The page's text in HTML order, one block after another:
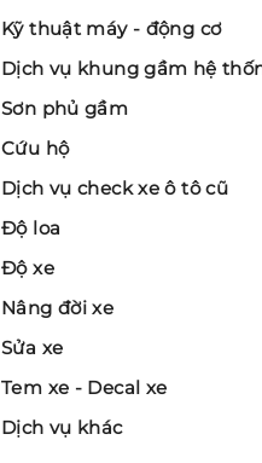
Kỹ thuật máy - động cơ
Dịch vụ khung gầm hệ
Sơn phủ gầm
Cứu hộ
Dịch vụ check xe ô tô cũ
Độ loa
Độ xe
Nâng đời xe
Sửa xe
Tem xe - Decal xe
Dịch vụ khác